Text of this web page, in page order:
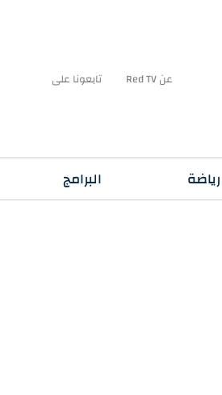
عن Red TV تابعونا على
رياضة البرامج